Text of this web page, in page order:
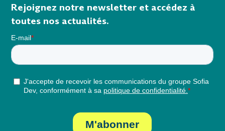
Rejoignez notre newsletter et accédez à
toutes nos actualités.